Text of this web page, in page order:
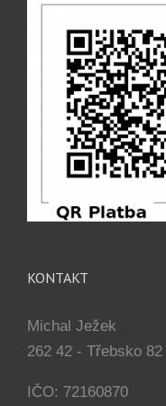
KONTAKT
Michal Ježek
262 42 - Třebsko 82
IČO: 72160870